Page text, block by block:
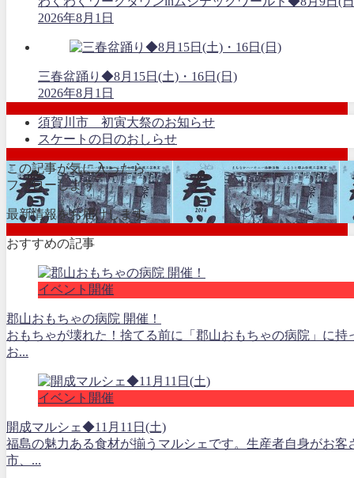
2026年8月1日
三春盆踊り◆8月15日(土)・16日(日)
2026年8月1日
須賀川市 初寅大祭のお知らせ
スケートの日のおしらせ
この記事が気に入ったら
フォローしよう
最新情報をお届けします
おすすめの記事
イベント開催
郡山おもちゃの病院 開催！
おもちゃが壊れた！捨てる前に「郡山おもちゃの病院」に
お...
イベント開催
開成マルシェ◆11月11日(土)
福島の魅力ある食材が揃うマルシェです。生産者自身がお
市、...